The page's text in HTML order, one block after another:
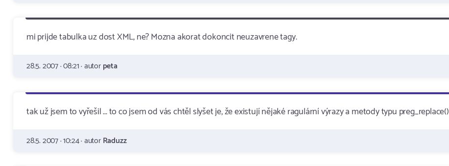
mi prijde tabulka uz dost XML, ne? Mozna akorat dokoncit neuzavrene tagy.
28.5. 2007 · 08:21 · autorpeta
tak už jsem to vyřešil ... to co jsem od vás chtěl slyšet je, že existují nějaké ragulární výrazy a metody typu preg_replace()
28.5. 2007 · 10:24 · autorRaduzz